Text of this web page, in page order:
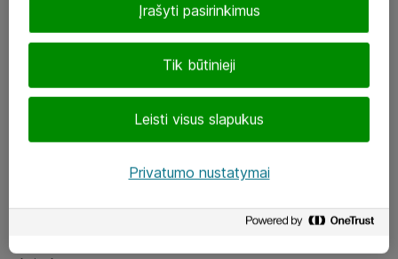
LinkedIn
Tik būtinieji
Leisti visus slapukus
Įrašyti pasirinkimus
Privatumo nustatymai